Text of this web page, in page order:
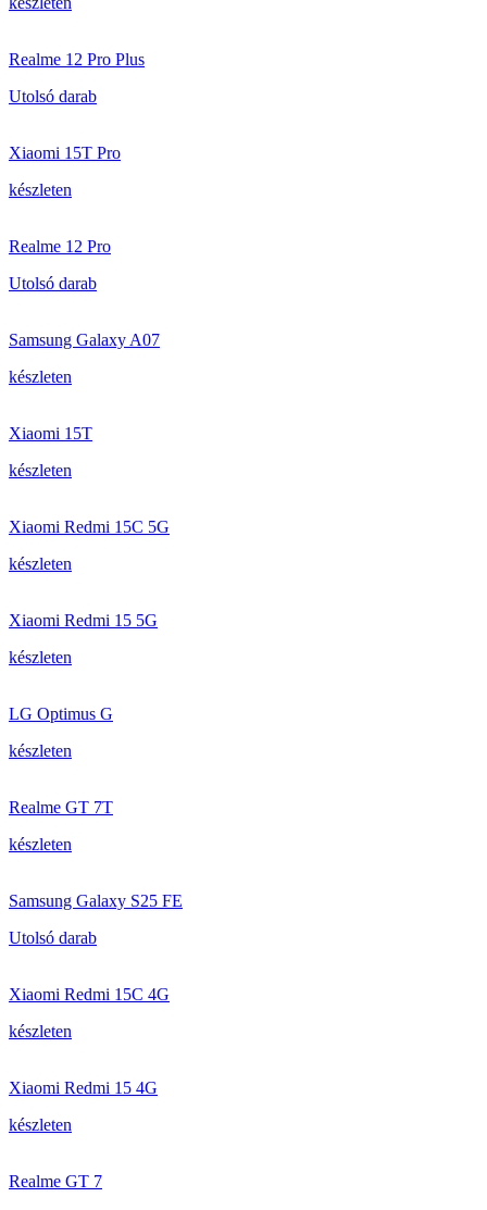
Realme 12 Pro Plus
Utolsó darab
Xiaomi 15T Pro
készleten
Realme 12 Pro
Utolsó darab
Samsung Galaxy A07
készleten
Xiaomi 15T
készleten
Xiaomi Redmi 15C 5G
készleten
Xiaomi Redmi 15 5G
készleten
LG Optimus G
készleten
Realme GT 7T
készleten
Samsung Galaxy S25 FE
Utolsó darab
Xiaomi Redmi 15C 4G
készleten
Xiaomi Redmi 15 4G
készleten
Realme GT 7